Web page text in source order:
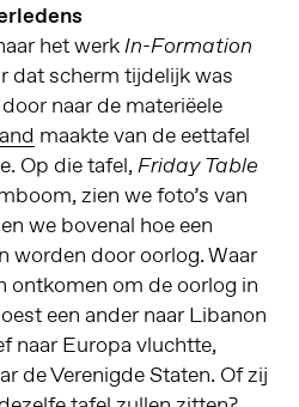
het werkIn-Formation
dat scherm tijdelijk was
naar de materiëele
maakte van de eettafel
Op die tafel, Friday Table
zien we foto’s van
we bovenal hoe een
worden door oorlog. Waar
ontkomen om de oorlog in
een ander naar Libanon
naar Europa vluchtte,
de Verenigde Staten. Of zij